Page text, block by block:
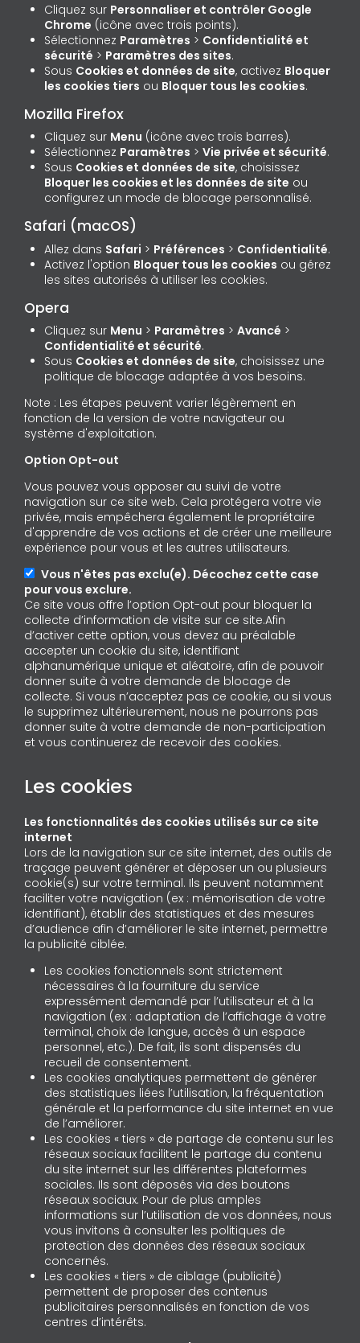
Cliquez sur Personnaliser et contrôler Google
Chrome (icône avec trois points).
Sélectionnez Paramètres > Confidentialité et
sécurité > Paramètres des sites.
Sous Cookies et données de site, activez Bloquer
les cookies tiers ou Bloquer tous les cookies.
Mozilla Firefox
Cliquez sur Menu (icône avec trois barres).
Sélectionnez Paramètres >Vie privée et sécurité.
Sous Cookies et données de site, choisissez
Bloquer les cookies et les données de site ou
configurez un mode de blocage personnalisé.
Safari (macOS)
Allez dans Safari > Préférences > Confidentialité.
Activez l'option Bloquer tous les cookies ou gérez
les sites autorisés à utiliser les cookies.
Opera
Cliquez sur Menu > Paramètres >Avancé >
Confidentialité et sécurité.
Sous Cookies et données de site, choisissez une
politique de blocage adaptée à vos besoins.
Note : Les étapes peuvent varier légèrement en
fonction de la version de votre navigateur ou
système d'exploitation.
Option Opt-out
Vous pouvez vous opposer au suivi de votre
navigation sur ce site web. Cela protégera votre vie
privée, mais empêchera également le propriétaire
d'apprendre de vos actions et de créer une meilleure
expérience pour vous et les autres utilisateurs.
Vous n'êtes pas exclu(e). Décochez cette case
pour vous exclure.
Ce site vous offre l’option Opt-out pour bloquer la
collecte d’information de visite sur ce site.Afin
d’activer cette option, vous devez au préalable
accepter un cookie du site, identifiant
alphanumérique unique et aléatoire, afin de pouvoir
donner suite à votre demande de blocage de
collecte. Si vous n’acceptez pas ce cookie, ou si vous
le supprimez ultérieurement, nous ne pourrons pas
donner suite à votre demande de non-participation
et vous continuerez de recevoir des cookies.
Les cookies
Les fonctionnalités des cookies utilisés sur ce site
internet
Lors de la navigation sur ce site internet, des outils de
traçage peuvent générer et déposer un ou plusieurs
cookie(s) sur votre terminal. Ils peuvent notamment
faciliter votre navigation (ex : mémorisation de votre
identifiant), établir des statistiques et des mesures
d’audience afin d’améliorer le site internet, permettre
la publicité ciblée.
Les cookies fonctionnels sont strictement
nécessaires à la fourniture du service
expressément demandé par l’utilisateur et à la
navigation (ex : adaptation de l’affichage à votre
terminal, choix de langue, accès à un espace
personnel, etc.). De fait, ils sont dispensés du
recueil de consentement.
Les cookies analytiques permettent de générer
des statistiques liées l’utilisation, la fréquentation
générale et la performance du site internet en vue
de l’améliorer.
Les cookies « tiers » de partage de contenu sur les
réseaux sociaux facilitent le partage du contenu
du site internet sur les différentes plateformes
sociales. Ils sont déposés via des boutons
réseaux sociaux. Pour de plus amples
informations sur l’utilisation de vos données, nous
vous invitons à consulter les politiques de
protection des données des réseaux sociaux
concernés.
Les cookies « tiers » de ciblage (publicité)
permettent de proposer des contenus
publicitaires personnalisés en fonction de vos
centres d’intérêts.